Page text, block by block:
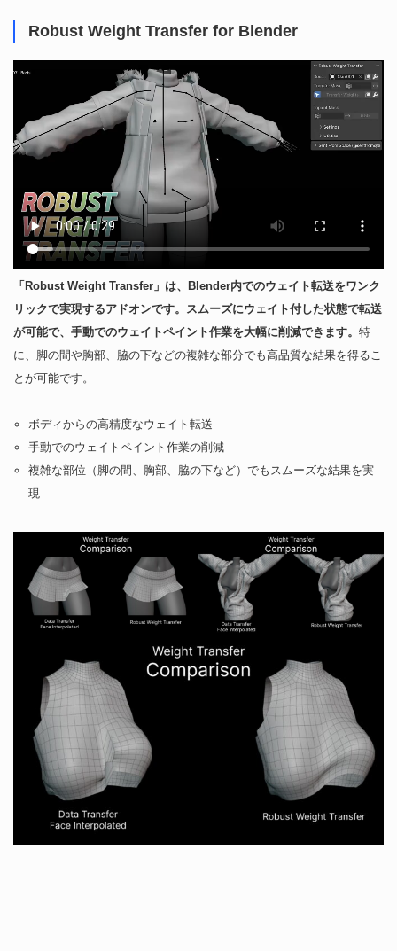
Robust Weight Transfer for Blender
「Robust Weight Transfer」は、Blender内でのウェイト転送をワンク
リックで実現するアドオンです。 スムーズにウェイト付した状態で転送
が可能で、手動でのウェイトペイント作業を大幅に削減できます。 ​特
に、脚の間や胸部、脇の下などの複雑な部分でも高品質な結果を得るこ
とが可能です。 ​
ボディからの高精度なウェイト転送​
手動でのウェイトペイント作業の削減
複雑な部位（脚の間、胸部、脇の下など）でもスムーズな結果を実
現